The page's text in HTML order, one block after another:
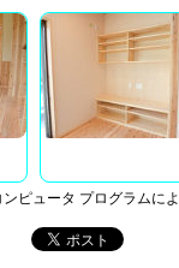
ピュータ プログラムに